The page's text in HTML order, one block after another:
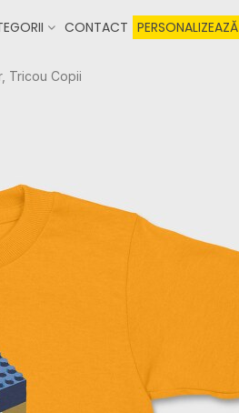
CONTACT PERSONALIZEAZĂ
Tricou Copii